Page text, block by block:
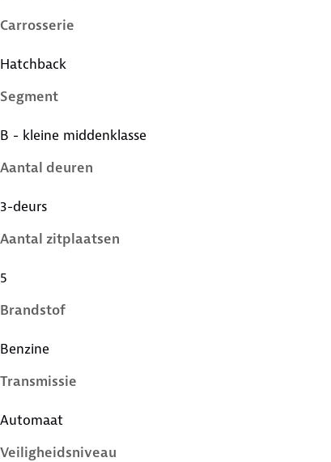
Carrosserie
Hatchback
Segment
B - kleine middenklasse
Aantal deuren
3-deurs
Aantal zitplaatsen
5
Brandstof
Benzine
Transmissie
Automaat
Veiligheidsniveau